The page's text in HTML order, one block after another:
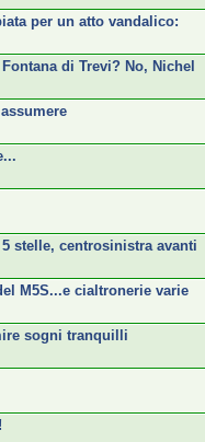
per un atto vandalico:
di Trevi? No, Nichel
stelle, centrosinistra avanti
M5S...e cialtronerie varie
sogni tranquilli